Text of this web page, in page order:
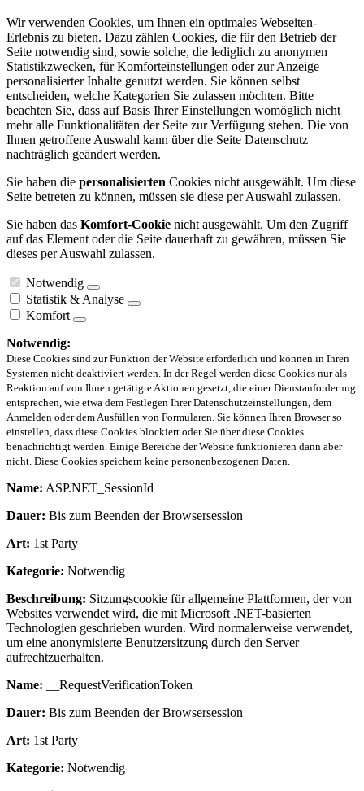
Wir verwenden Cookies, um Ihnen ein optimales Webseiten-
Erlebnis zu bieten. Dazu zählen Cookies, die für den Betrieb der
Seite notwendig sind, sowie solche, die lediglich zu anonymen
Statistikzwecken, für Komforteinstellungen oder zur Anzeige
personalisierter Inhalte genutzt werden. Sie können selbst
entscheiden, welche Kategorien Sie zulassen möchten. Bitte
beachten Sie, dass auf Basis Ihrer Einstellungen womöglich nicht
mehr alle Funktionalitäten der Seite zur Verfügung stehen. Die von
Ihnen getroffene Auswahl kann über die Seite Datenschutz
nachträglich geändert werden.
Sie haben die personalisierten Cookies nicht ausgewählt. Um diese
Seite betreten zu können, müssen sie diese per Auswahl zulassen.
Sie haben das Komfort-Cookie nicht ausgewählt. Um den Zugriff
auf das Element oder die Seite dauerhaft zu gewähren, müssen Sie
dieses per Auswahl zulassen.
Notwendig
Statistik & Analyse
Komfort
Notwendig:
Diese Cookies sind zur Funktion der Website erforderlich und können in Ihren
Systemen nicht deaktiviert werden. In der Regel werden diese Cookies nur als
Reaktion auf von Ihnen getätigte Aktionen gesetzt, die einer Dienstanforderung
entsprechen, wie etwa dem Festlegen Ihrer Datenschutzeinstellungen, dem
Anmelden oder dem Ausfüllen von Formularen. Sie können Ihren Browser so
einstellen, dass diese Cookies blockiert oder Sie über diese Cookies
benachrichtigt werden. Einige Bereiche der Website funktionieren dann aber
nicht. Diese Cookies speichern keine personenbezogenen Daten.
Name: ASP.NET_SessionId
Dauer: Bis zum Beenden der Browsersession
Art: 1st Party
Kategorie: Notwendig
Beschreibung: Sitzungscookie für allgemeine Plattformen, der von
Websites verwendet wird, die mit Microsoft .NET-basierten
Technologien geschrieben wurden. Wird normalerweise verwendet,
um eine anonymisierte Benutzersitzung durch den Server
aufrechtzuerhalten.
Name: __RequestVerificationToken
Dauer: Bis zum Beenden der Browsersession
Art: 1st Party
Kategorie: Notwendig